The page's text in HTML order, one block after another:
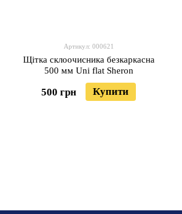
Артикул: 000621
Щітка склоочисника безкаркасна
500 мм Uni flat Sheron
500 грн Купити